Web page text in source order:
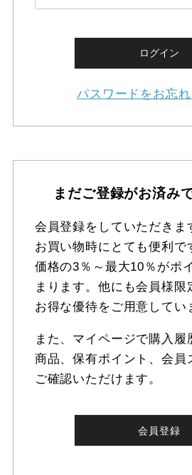
ログイン
パスワードをお忘れ
まだご登録がお済み
会員登録をしていただきま
お買い物時にとても便利で
価格の3％～最大10％がポ
まります。他にも会員様限
お得な優待をご用意してい
また、マイページで購入履
商品、保有ポイント、会員
ご確認いただけます。
会員登録